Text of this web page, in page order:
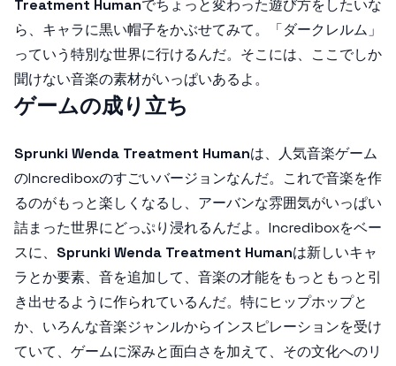
Treatment Humanでちょっと変わった遊び方をしたいな
ら、キャラに黒い帽子をかぶせてみて。「ダークレルム」
っていう特別な世界に行けるんだ。そこには、ここでしか
聞けない音楽の素材がいっぱいあるよ。
ゲームの成り立ち
Sprunki Wenda Treatment Humanは、人気音楽ゲーム
のIncrediboxのすごいバージョンなんだ。これで音楽を作
るのがもっと楽しくなるし、アーバンな雰囲気がいっぱい
詰まった世界にどっぷり浸れるんだよ。Incrediboxをベー
スに、 Sprunki Wenda Treatment Humanは新しいキャ
ラとか要素、音を追加して、音楽の才能をもっともっと引
き出せるように作られているんだ。特にヒップホップと
か、いろんな音楽ジャンルからインスピレーションを受け
ていて、ゲームに深みと面白さを加えて、その文化へのリ